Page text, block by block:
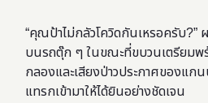
“คุณป้าไม่กลัวโควิดกันเหรอครับ?”
บนรถตุ๊ก ๆ ในขณะที่ขบวนเตรียมพ
กลองและเสียงป่าวประกาศของแก
แทรกเข้ามาให้ได้ยินอย่างชัดเจน